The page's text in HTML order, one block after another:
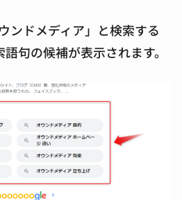
ンドメディア」と検索する
句の候補が表示されます。